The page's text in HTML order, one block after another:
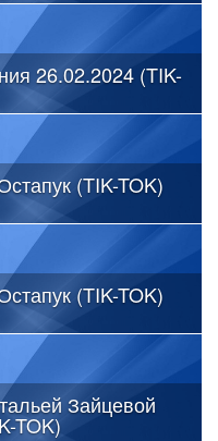
26.02.2024 (TIK-
(TIK-TOK)
(TIK-TOK)
Зайцевой
TOK)